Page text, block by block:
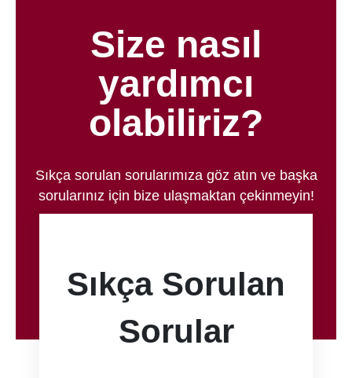
Size nasıl
yardımcı
olabiliriz?
Sıkça sorulan sorularımıza göz atın ve başka
sorularınız için bize ulaşmaktan çekinmeyin!
Sıkça Sorulan
Sorular